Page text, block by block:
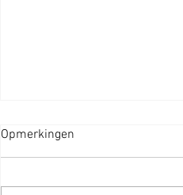
Opmerkingen